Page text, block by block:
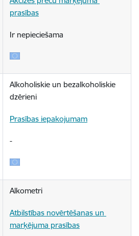
prasības
Ir nepieciešama
Alkoholiskie un bezalkoholiskie
dzērieni
Prasības iepakojumam
-
Alkometri
Atbilstības novērtēšanas un
marķējuma prasības